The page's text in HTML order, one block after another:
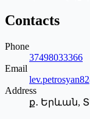
Contacts
Phone
37498033366
Email
Address
ք․ Երևան,